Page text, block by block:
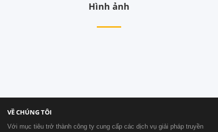
Hình ảnh
VỀ CHÚNG TÔI
Với mục tiêu trở thành công ty cung cấp các dịch vụ giải pháp truyền